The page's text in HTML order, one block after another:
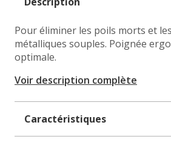
Pour éliminer les poils morts et
métalliques souples. Poignée
optimale.
Voir description complète
Caractéristiques